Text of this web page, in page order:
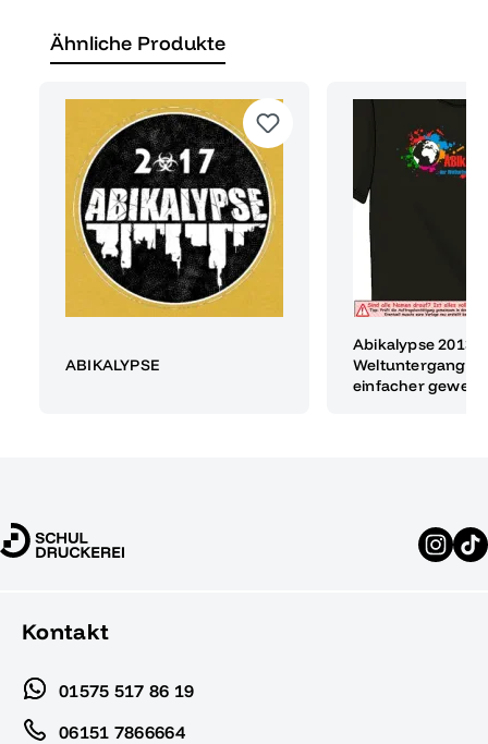
Ähnliche Produkte
ABIKALYPSE
Abikalypse 2013 -
Weltuntergang
einfacher
Kontakt
01575 517 86 19
06151 7866664